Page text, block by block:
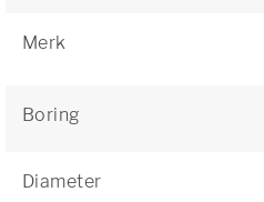
Merk
Boring
Diameter